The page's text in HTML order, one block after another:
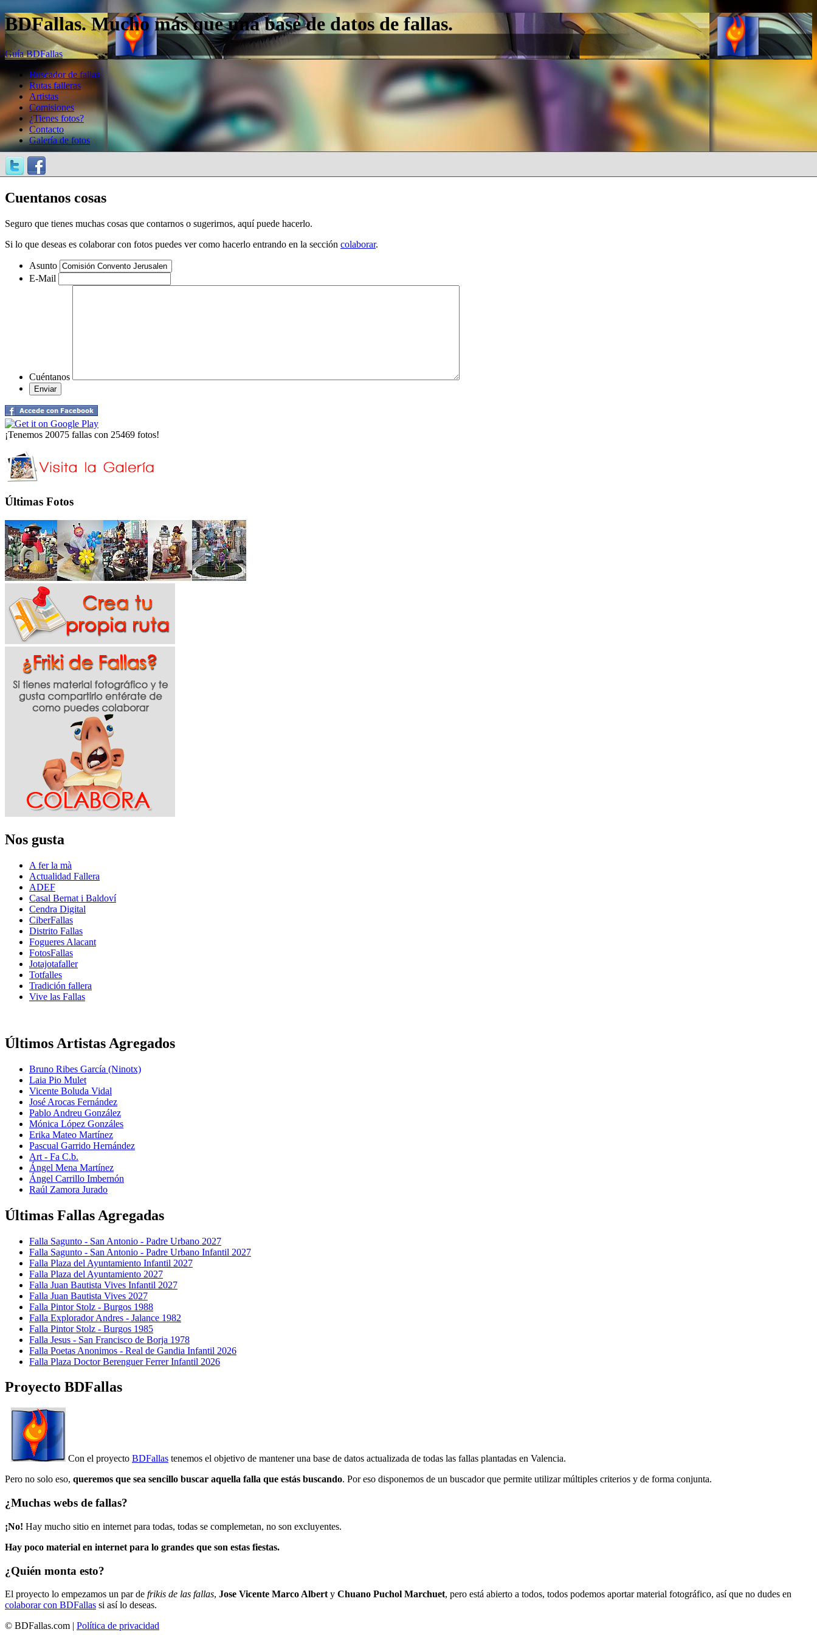
BDFallas. Mucho más que una base de datos de fallas.
Guía BDFallas
Buscador de fallas
Rutas falleras
Artistas
Comisiones
¿Tienes fotos?
Contacto
Galería de fotos
Cuentanos cosas
Seguro que tienes muchas cosas que contarnos o sugerirnos, aquí puede hacerlo.
Si lo que deseas es colaborar con fotos puedes ver como hacerlo entrando en la sección colaborar.
Asunto
E-Mail
Cuéntanos
¡Tenemos 20075 fallas con 25469 fotos!
Últimas Fotos
Nos gusta
A fer la mà
Actualidad Fallera
ADEF
Casal Bernat i Baldoví
Cendra Digital
CiberFallas
Distrito Fallas
Fogueres Alacant
FotosFallas
Jotajotafaller
Totfalles
Tradición fallera
Vive las Fallas
Últimos Artistas Agregados
Bruno Ribes García (Ninotx)
Laia Pio Mulet
Vicente Boluda Vidal
José Arocas Fernández
Pablo Andreu González
Mónica López Gonzáles
Erika Mateo Martínez
Pascual Garrido Hernández
Art - Fa C.b.
Ángel Mena Martínez
Ángel Carrillo Imbernón
Raúl Zamora Jurado
Últimas Fallas Agregadas
Falla Sagunto - San Antonio - Padre Urbano 2027
Falla Sagunto - San Antonio - Padre Urbano Infantil 2027
Falla Plaza del Ayuntamiento Infantil 2027
Falla Plaza del Ayuntamiento 2027
Falla Juan Bautista Vives Infantil 2027
Falla Juan Bautista Vives 2027
Falla Pintor Stolz - Burgos 1988
Falla Explorador Andres - Jalance 1982
Falla Pintor Stolz - Burgos 1985
Falla Jesus - San Francisco de Borja 1978
Falla Poetas Anonimos - Real de Gandia Infantil 2026
Falla Plaza Doctor Berenguer Ferrer Infantil 2026
Proyecto BDFallas
Con el proyecto BDFallas tenemos el objetivo de mantener una base de datos actualizada de todas las fallas plantadas en Valencia.
Pero no solo eso, queremos que sea sencillo buscar aquella falla que estás buscando. Por eso disponemos de un buscador que permite utilizar múltiples criterios y de forma conjunta.
¿Muchas webs de fallas?
¡No! Hay mucho sitio en internet para todas, todas se complemetan, no son excluyentes.
Hay poco material en internet para lo grandes que son estas fiestas.
¿Quién monta esto?
El proyecto lo empezamos un par de frikis de las fallas, Jose Vicente Marco Albert y Chuano Puchol Marchuet, pero está abierto a todos, todos podemos aportar material fotográfico, así que no dudes en
colaborar con BDFallas si así lo deseas.
© BDFallas.com | Política de privacidad